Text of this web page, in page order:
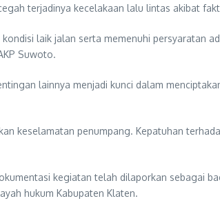
terjadinya kecelakaan lalu lintas akibat
laik jalan serta memenuhi persyaratan
Suwoto.
lainnya menjadi kunci dalam
keselamatan penumpang. Kepatuhan
kegiatan telah dilaporkan sebagai
hukum Kabupaten Klaten.